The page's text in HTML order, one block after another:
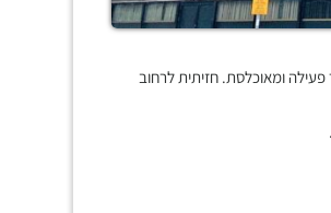
מעל קומת מסחר פעילה ומאוכלסת. חזיתית לרחוב